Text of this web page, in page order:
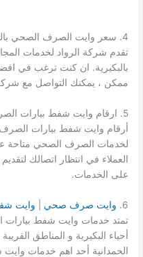
4. سعر وايت الصرف الصحي بالبكيرية
تقدم شركة الرواد لخدمات
بالبكيرية. ان كنت ترغب في
ممكن ، يمكنك التواصل مع
5. ارقام وايت شفط بيارات الصرف الصحي بالبكيرية
أرقام وايت شفط بيارات الصرف
لخدمات الصرف الصحي متاحة
العملاء في انتظار اتصالك
على الخدمات.
6. وايت صرف صحي
وايت
تمتد خدمات وايت شفط بيارات
أحياء البكيرية و المناطق
الحمدانية أحد اهم خدمات وايت